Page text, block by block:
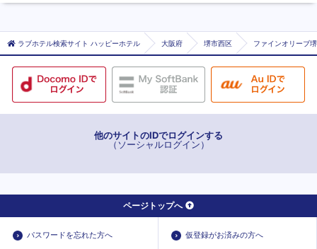
ラブホテル検索サイト ハッピーホテル 大阪府 堺市西区 ファインオリーブ
他のサイトのIDでログインする
（ソーシャルログイン）
ページトップへ
パスワードを忘れた方へ 仮登録がお済みの方へ